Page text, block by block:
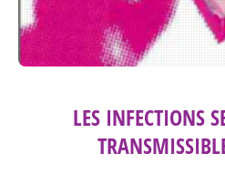
LES INFECTIONS